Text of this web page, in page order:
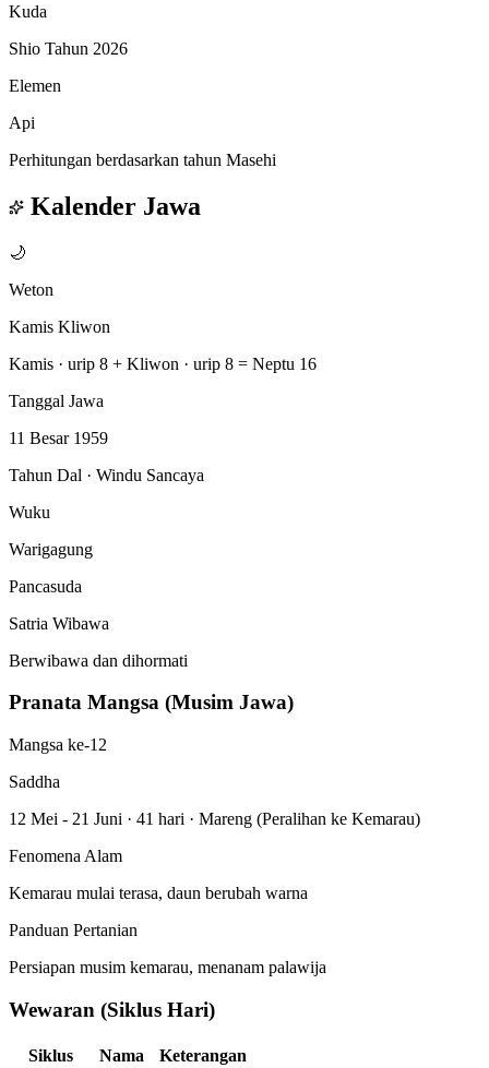
Kuda
Shio Tahun 2026
Elemen
Api
Perhitungan berdasarkan tahun Masehi
Kalender Jawa
🌙
Weton
Kamis Kliwon
Kamis · urip 8 + Kliwon · urip 8 = Neptu 16
Tanggal Jawa
11 Besar 1959
Tahun Dal · Windu Sancaya
Wuku
Warigagung
Pancasuda
Satria Wibawa
Berwibawa dan dihormati
Pranata Mangsa (Musim Jawa)
Mangsa ke-12
Saddha
12 Mei - 21 Juni · 41 hari · Mareng (Peralihan ke Kemarau)
Fenomena Alam
Kemarau mulai terasa, daun berubah warna
Panduan Pertanian
Persiapan musim kemarau, menanam palawija
Wewaran (Siklus Hari)
Siklus Nama
Keterangan